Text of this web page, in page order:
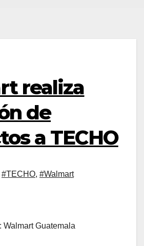
realiza
de
a TECHO
#TECHO, #Walmart
Walmart Guatemala